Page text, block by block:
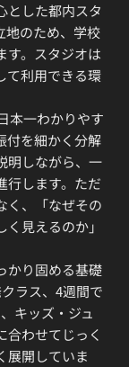
とした都内スタ
地のため、学校
す。スタジオは
て利用できる環
本一わかりやす
付を細かく分解
明しながら、一
行します。ただ
く、「なぜその
見えるのか」
かり固める基礎
ラス、4週間で
キッズ・ジュ
合わせてじっく
展開していま